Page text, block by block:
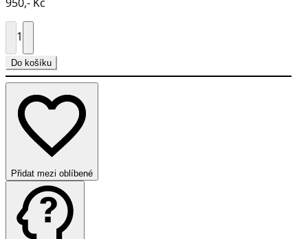
1
Do košíku
Přidat mezi oblíbené